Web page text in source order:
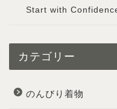
Start with
カテゴリー
のんびり着物